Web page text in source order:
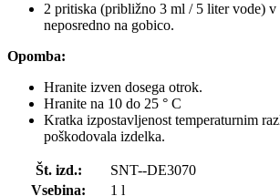
2 pritiska (približno 3 ml / 5 liter vode)
neposredno na gobico.
Opomba:
Hranite izven dosega otrok.
Hranite na 10 do 25 ° C
Kratka izpostavljenost temperaturnim
poškodovala izdelka.
Št. izd.:
SNT--DE3070
Vsebina:
1 l